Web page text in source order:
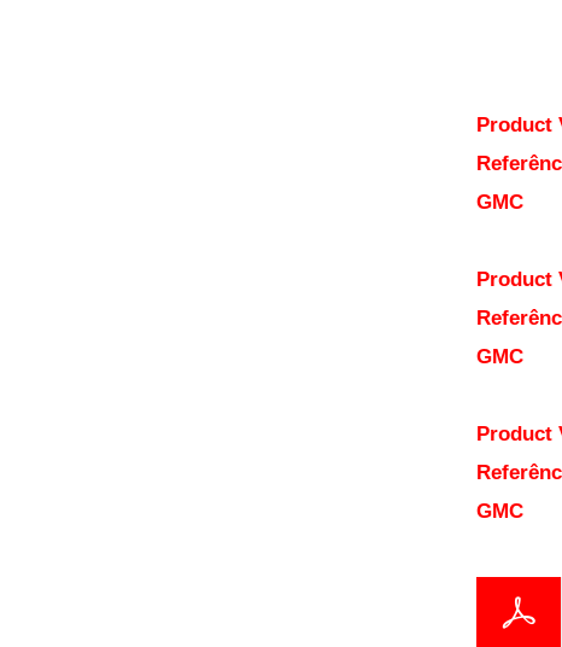
Product
GMC
Product
GMC
Product
GMC